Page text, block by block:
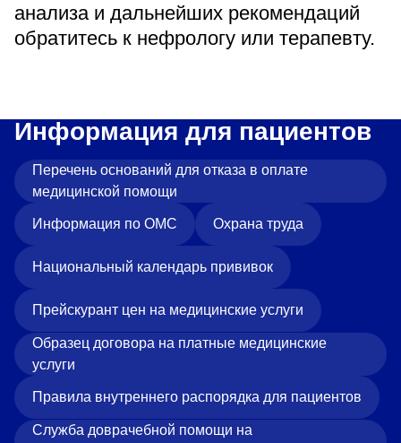
анализа и дальнейших рекомендаций
обратитесь к нефрологу или терапевту.
Информация для пациентов
Перечень оснований для отказа в оплате
медицинской помощи
Информация по ОМС Охрана труда
Национальный календарь прививок
Прейскурант цен на медицинские услуги
Образец договора на платные медицинские
услуги
Правила внутреннего распорядка для пациентов
Служба доврачебной помощи на